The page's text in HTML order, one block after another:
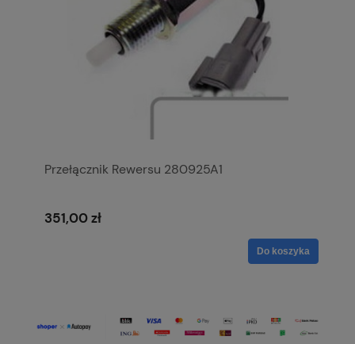
Przełącznik Rewersu 280925A1
351,00 zł
Do koszyka